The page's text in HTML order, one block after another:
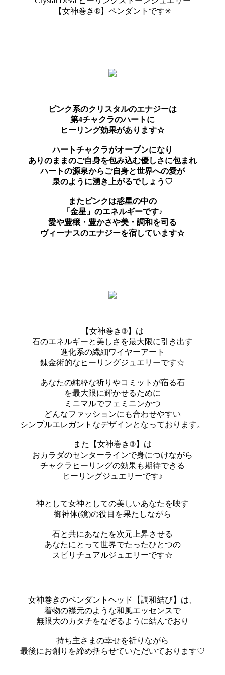
【女神巻き®】ペンダントです✳︎
ピンク系のクリスタルのエナジーは
第4チャクラのハートに
ヒーリング効果があります☆
ハートチャクラがオープンになり
ありのままのご自身を包み込む優しさに包まれ
ハートの源泉からご自身と世界への愛が
泉のように湧き上がるでしょう♡
またピンクは惑星の中の
「金星」のエネルギーです♪
愛や豊穣・豊かさや美・調和を司る
ヴィーナスのエナジーを宿しています☆
【女神巻き®】は
石のエネルギーと美しさを最大限に引き出す
進化系の繊細ワイヤーアート
錬金術的なヒーリングジュエリーです☆
あなたの純粋な祈りやコミットが宿る石
を最大限に輝かせるために
ミニマルでフェミニンかつ
どんなファッションにも合わせやすい
シンプルエレガントなデザインとなっております。
また【女神巻き®】は
おカラダのセンターラインで身につけながら
チャクラヒーリングの効果も期待できる
ヒーリングジュエリーです♪
神として女神としての美しいあなたを映す
御神体(鏡)の役目を果たしながら
石と共にあなたを次元上昇させる
あなたにとって世界でたったひとつの
スピリチュアルジュエリーです☆
女神巻きのペンダントヘッド【調和結び】は、
着物の襟元のような和風エッセンスで
無限大のカタチをなぞるように結んでおり
持ち主さまの幸せを祈りながら
最後にお創りを締め括らせていただいております♡